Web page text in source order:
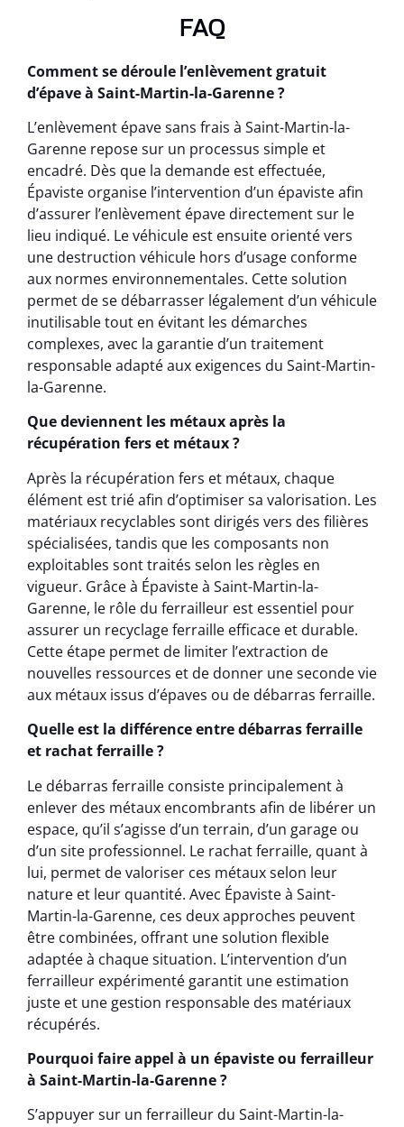
FAQ
Comment se déroule l’enlèvement gratuit
d’épave à Saint-Martin-la-Garenne ?
L’enlèvement épave sans frais à Saint-Martin-la-
Garenne repose sur un processus simple et
encadré. Dès que la demande est effectuée,
Épaviste organise l’intervention d’un épaviste afin
d’assurer l’enlèvement épave directement sur le
lieu indiqué. Le véhicule est ensuite orienté vers
une destruction véhicule hors d’usage conforme
aux normes environnementales. Cette solution
permet de se débarrasser légalement d’un véhicule
inutilisable tout en évitant les démarches
complexes, avec la garantie d’un traitement
responsable adapté aux exigences du Saint-Martin-
la-Garenne.
Que deviennent les métaux après la
récupération fers et métaux ?
Après la récupération fers et métaux, chaque
élément est trié afin d’optimiser sa valorisation. Les
matériaux recyclables sont dirigés vers des filières
spécialisées, tandis que les composants non
exploitables sont traités selon les règles en
vigueur. Grâce à Épaviste à Saint-Martin-la-
Garenne, le rôle du ferrailleur est essentiel pour
assurer un recyclage ferraille efficace et durable.
Cette étape permet de limiter l’extraction de
nouvelles ressources et de donner une seconde vie
aux métaux issus d’épaves ou de débarras ferraille.
Quelle est la différence entre débarras ferraille
et rachat ferraille ?
Le débarras ferraille consiste principalement à
enlever des métaux encombrants afin de libérer un
espace, qu’il s’agisse d’un terrain, d’un garage ou
d’un site professionnel. Le rachat ferraille, quant à
lui, permet de valoriser ces métaux selon leur
nature et leur quantité. Avec Épaviste à Saint-
Martin-la-Garenne, ces deux approches peuvent
être combinées, offrant une solution flexible
adaptée à chaque situation. L’intervention d’un
ferrailleur expérimenté garantit une estimation
juste et une gestion responsable des matériaux
récupérés.
Pourquoi faire appel à un épaviste ou ferrailleur
à Saint-Martin-la-Garenne ?
S’appuyer sur un ferrailleur du Saint-Martin-la-